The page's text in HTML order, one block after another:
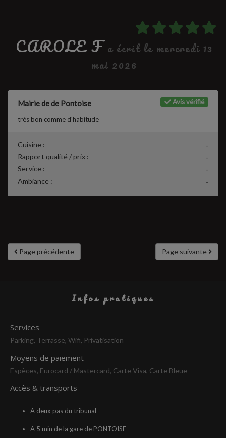
CAROLE F a écrit le mercredi 13
mai 2026
Avis vérifié
Mairie de de Pontoise
très bon comme d'habitude
-
Cuisine :
-
Rapport qualité / prix :
-
Service :
-
Ambiance :
Page suivante
Page précédente
Infos pratiques
Services
Parking, Terrasse, Wifi, Privatisation
Moyens de paiement
Espèces, Eurocard / Mastercard, Carte Visa, Carte Bleue
Accès & transports
A deux pas du tribunal
A 5 min de la gare de PONTOISE